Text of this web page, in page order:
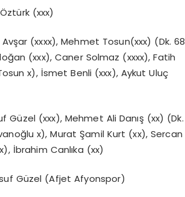
(xxx)
(xxxx), Mehmet Tosun(xxx) (Dk. 68
(xxx), Caner Solmaz (xxxx), Fatih
x), İsmet Benli (xxx), Aykut Uluç
Güzel (xxx), Mehmet Ali Danış (xx) (Dk.
x), Murat Şamil Kurt (xx), Sercan
İbrahim Canlıka (xx)
Güzel (Afjet Afyonspor)